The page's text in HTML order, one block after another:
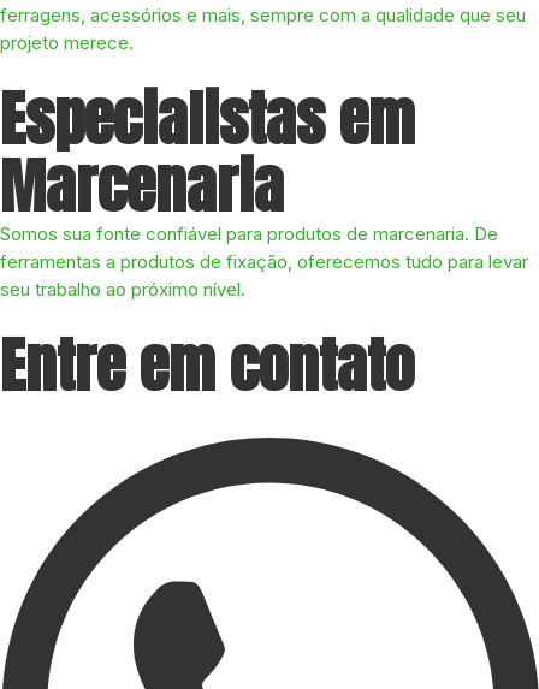
ferragens, acessórios e mais, sempre com a qualidade que seu
projeto merece.
Especialistas em
Marcenaria
Somos sua fonte confiável para produtos de marcenaria. De
ferramentas a produtos de fixação, oferecemos tudo para levar
seu trabalho ao próximo nível.
Entre em contato